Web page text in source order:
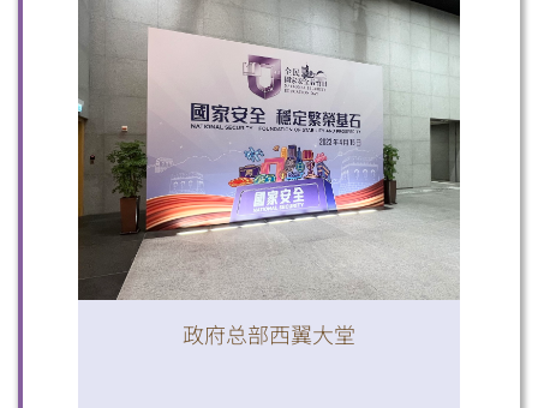
政府总部西翼大堂
扫一扫关注我们的社交媒体，紧贴最新资讯！
微信 微博 小红书